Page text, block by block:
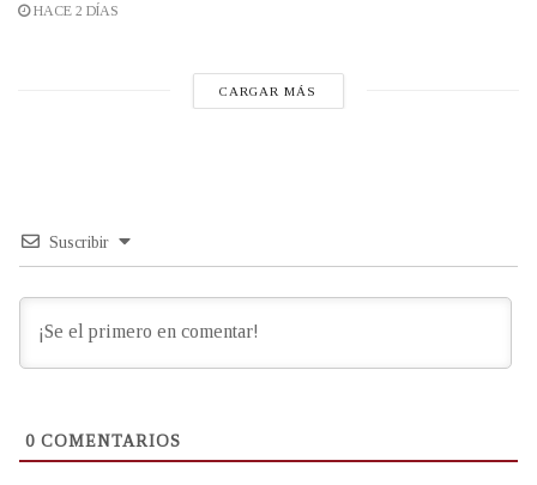
HACE 2 DÍAS
CARGAR MÁS
Suscribir
0 COMENTARIOS